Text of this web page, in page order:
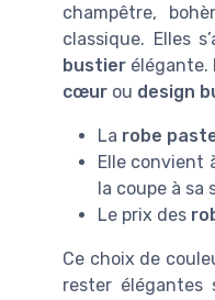
champêtre,
classique. Elles
bustier élégante.
cœur ou design
La robe
Elle convient
la coupe à sa
Le prix des
Ce choix de
rester